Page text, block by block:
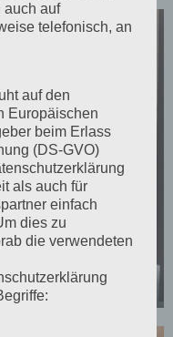
auch auf
telefonisch, an
auf den
Europäischen
beim Erlass
(DS-GVO)
als auch für
einfach
dies zu
die verwendeten